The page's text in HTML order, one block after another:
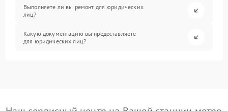
Выполняете ли вы ремонт для юридических
лиц?
Какую документацию вы предоставляете
для юридических лиц?